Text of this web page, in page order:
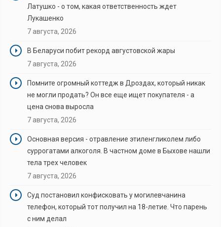
Латушко - о том, какая ответственность ждет
Лукашенко
7 августа, 2026
В Беларуси побит рекорд августовской жары
7 августа, 2026
Помните огромный коттедж в Дроздах, который никак
не могли продать? Он все еще ищет покупателя - а
цена снова выросла
7 августа, 2026
Основная версия - отравление этиленгликолем либо
суррогатами алкоголя. В частном доме в Быхове нашли
тела трех человек
7 августа, 2026
Суд постановил конфисковать у могилевчанина
телефон, который тот получил на 18-летие. Что парень
с ним делал